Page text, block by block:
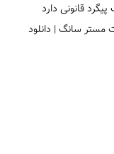
قانونی دارد
سانگ | دانلود